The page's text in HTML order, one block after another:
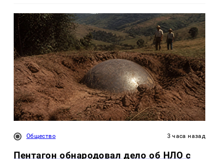
Общество 3 часа назад
Пентагон обнародовал дело об НЛО с